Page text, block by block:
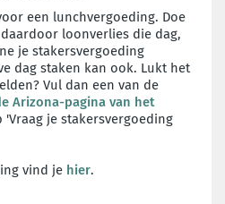
een lunchvergoeding. Doe
loonverlies die dag,
je stakersvergoeding
dag staken kan ook. Lukt het
Vul dan een van de
Arizona-pagina van het
je stakersvergoeding
vind je hier.